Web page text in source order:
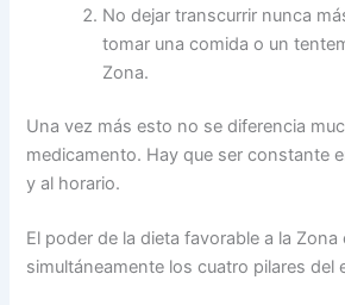
No dejar transcurrir nunca
tomar una comida o un
Zona.
Una vez más esto no se diferencia
medicamento. Hay que ser constante
y al horario.
El poder de la dieta favorable a la Zona
simultáneamente los cuatro pilares del